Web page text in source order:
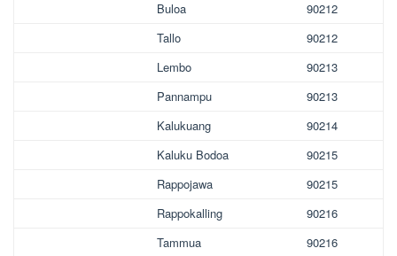
Buloa
90212
Tallo
90212
Lembo
90213
Pannampu
90213
Kalukuang
90214
Kaluku Bodoa
90215
Rappojawa
90215
Rappokalling
90216
Tammua
90216